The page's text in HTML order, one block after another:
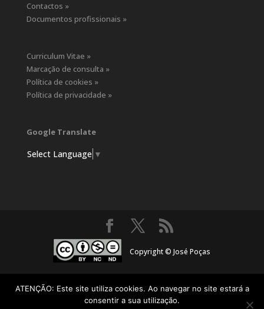
Contactos »
Documentos profissionais »
Curriculum Vitae »
Marcação de consulta »
Política de cookies »
Política de privacidade »
Google Translate
Select Language ▼
Copyright © José Poças
ATENÇÃO: Este site utiliza cookies. Ao navegar no site estará a
consentir a sua utilização.